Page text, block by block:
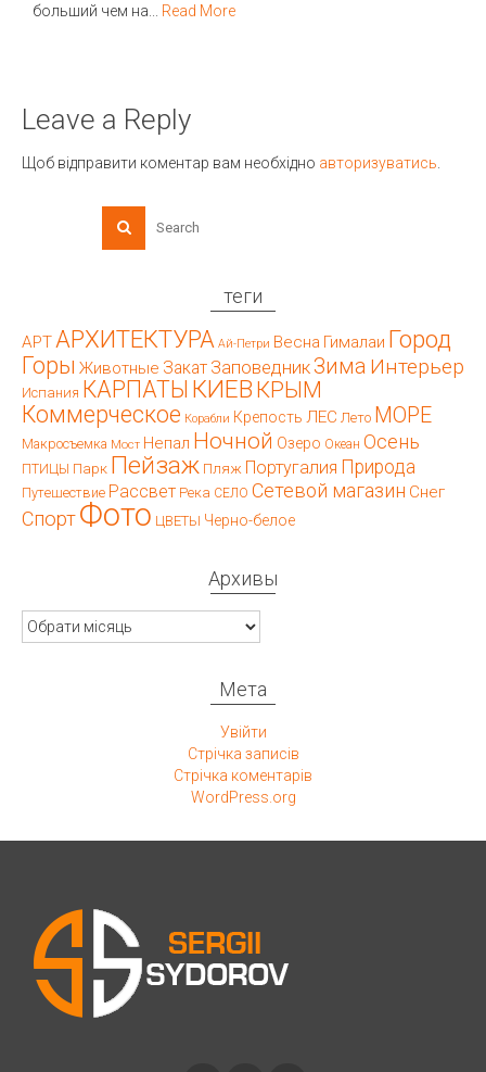
больший чем на... Read More
Leave a Reply
Щоб відправити коментар вам необхідно авторизуватись
теги
АРТ АРХИТЕКТУРА Ай-Петри Весна Гималаи Город
Горы Животные Закат ЗаповедникЗима Интерьер
Испания КАРПАТЫ КИЕВ КРЫМ
Коммерческое Корабли Крепость ЛЕС Лето МОРЕ
Макросъемка Мост Непал Ночной Озеро Океан Осень
ПТИЦЫ Парк Пейзаж Пляж Португалия Природа
Путешествие Рассвет Река СЕЛО Сетевой магазин Снег
СпортФото ЦВЕТЫ Черно-белое
Архивы
Архивы
Мета
Увійти
Стрічка записів
Стрічка коментарів
WordPress.org